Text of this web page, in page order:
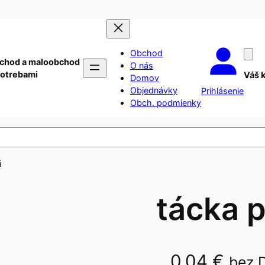
a maloobchod
Obchod
O nás
Domov
Objednávky
Obch. podmienky
Prihlásenie
Váš
tácka